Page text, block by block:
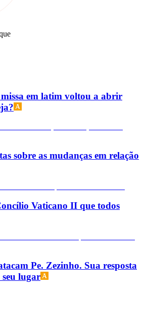
em latim voltou a abrir
sobre as mudanças em relação
Vaticano II que todos
Pe. Zezinho. Sua resposta
lugar